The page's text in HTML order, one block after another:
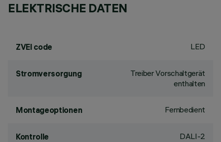
ELEKTRISCHE DATEN
ZVEI code LED
Stromversorgung
Treiber Vorschaltgerät
enthalten
Montageoptionen Fernbedient
Kontrolle DALI-2